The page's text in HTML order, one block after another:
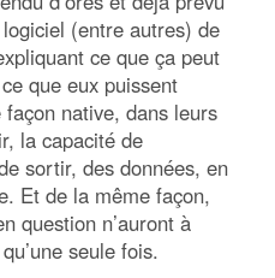
(entre autres) de
ce que ça peut
que eux puissent
native, dans leurs
la capacité de
sortir, des données, en
Et de la même façon,
question n’auront à
seule fois.